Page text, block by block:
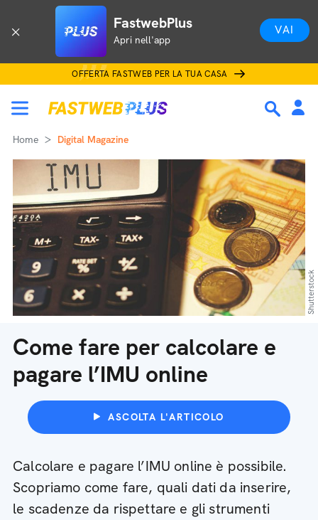
FastwebPlus
Apri nell'app
VAI
OFFERTA FASTWEB PER LA TUA CASA
Home Digital Magazine
Come fare per calcolare e
pagare l’IMU online
ASCOLTA L'ARTICOLO
Calcolare e pagare l’IMU online è possibile.
Scopriamo come fare, quali dati da inserire,
le scadenze da rispettare e gli strumenti
Shutterstock